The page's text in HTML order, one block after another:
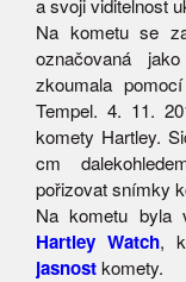
a svoji viditelnost
Na kometu se
označovaná
zkoumala
Tempel. 4. 11.
komety Hartley.
cm
pořizovat snímky
Na kometu byla
Hartley Watch,
jasnostkomety.